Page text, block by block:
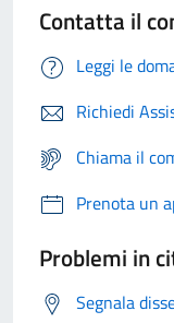
Contatta il
Leggi le
Richiedi
Chiama il
Prenota un
Problemi in
Segnala